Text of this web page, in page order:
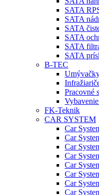
SATA
SATA
SATA
SATA
SATA
SATA
B-TEC
Pracovné
FK-Teknik
CAR SYSTEM
Car
Car
Car
Car
Car
Car
Car
Car